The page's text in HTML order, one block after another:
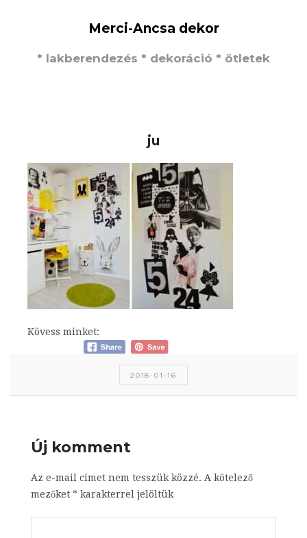
Merci-Ancsa dekor
* lakberendezés * dekoráció * ötletek
ju
Kövess minket:
2018-01-16
Új komment
Az e-mail címet nem tesszük közzé. A kötelező
mezőket * karakterrel jelöltük